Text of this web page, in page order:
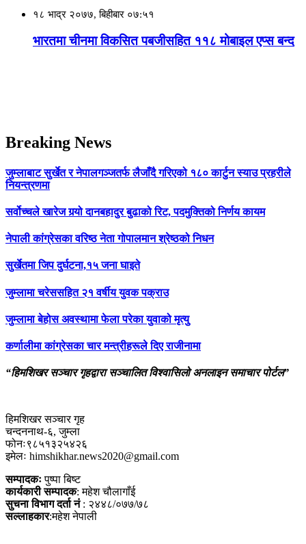
१८ भाद्र २०७७, बिहीबार ०७:५१
भारतमा चीनमा विकसित पबजीसहित ११८ मोबाइल एप्स बन्द
Breaking News
जुम्लाबाट सुर्खेत र नेपालगञ्जतर्फ लैजाँदै गरिएको १८० कार्टुन स्याउ प्रहरीले
नियन्त्रणमा
सर्वोच्चले खारेज गर्‍यो दानबहादुर बुढाको रिट, पदमुक्तिको निर्णय कायम
नेपाली कांग्रेसका वरिष्ठ नेता गोपालमान श्रेष्ठको निधन
सुर्खेतमा जिप दुर्घटना,१५ जना घाइते
जुम्लामा चरेससहित २१ वर्षीय युवक पक्राउ
जुम्लामा बेहोस अवस्थामा फेला परेका युवाको मृत्यु
कर्णालीमा कांग्रेसका चार मन्त्रीहरूले दिए राजीनामा
“हिमशिखर सञ्चार गृहद्वारा सञ्चालित विश्वासिलो अनलाइन समाचार पोर्टल”
हिमशिखर सञ्चार गृह
चन्दननाथ-६, जुम्ला
फोनः९८५१३२५४२६
इमेलः himshikhar.news2020@gmail.com
सम्पादकःपुष्पा बिष्ट
कार्यकारी सम्पादक: महेश चौलागाँई
सुचना विभाग दर्ता नं: २४४८/०७७/७८
सल्लाहकार:महेश नेपाली